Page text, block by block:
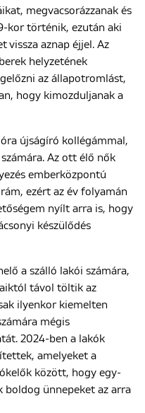
megvacsorázzanak és
kor történik, ezután aki
vissza aznap éjjel. Az
helyzetének
az állapotromlást,
hogy kimozduljanak a
újságíró kollégámmal,
Az ott élő nők
emberközpontú
ezért az év folyamán
nyílt arra is, hogy
készülődés
a szálló lakói számára,
távol töltik az
ilyenkor kiemelten
mégis
2024-ben a lakók
amelyeket a
között, hogy egy-
boldog ünnepeket az arra